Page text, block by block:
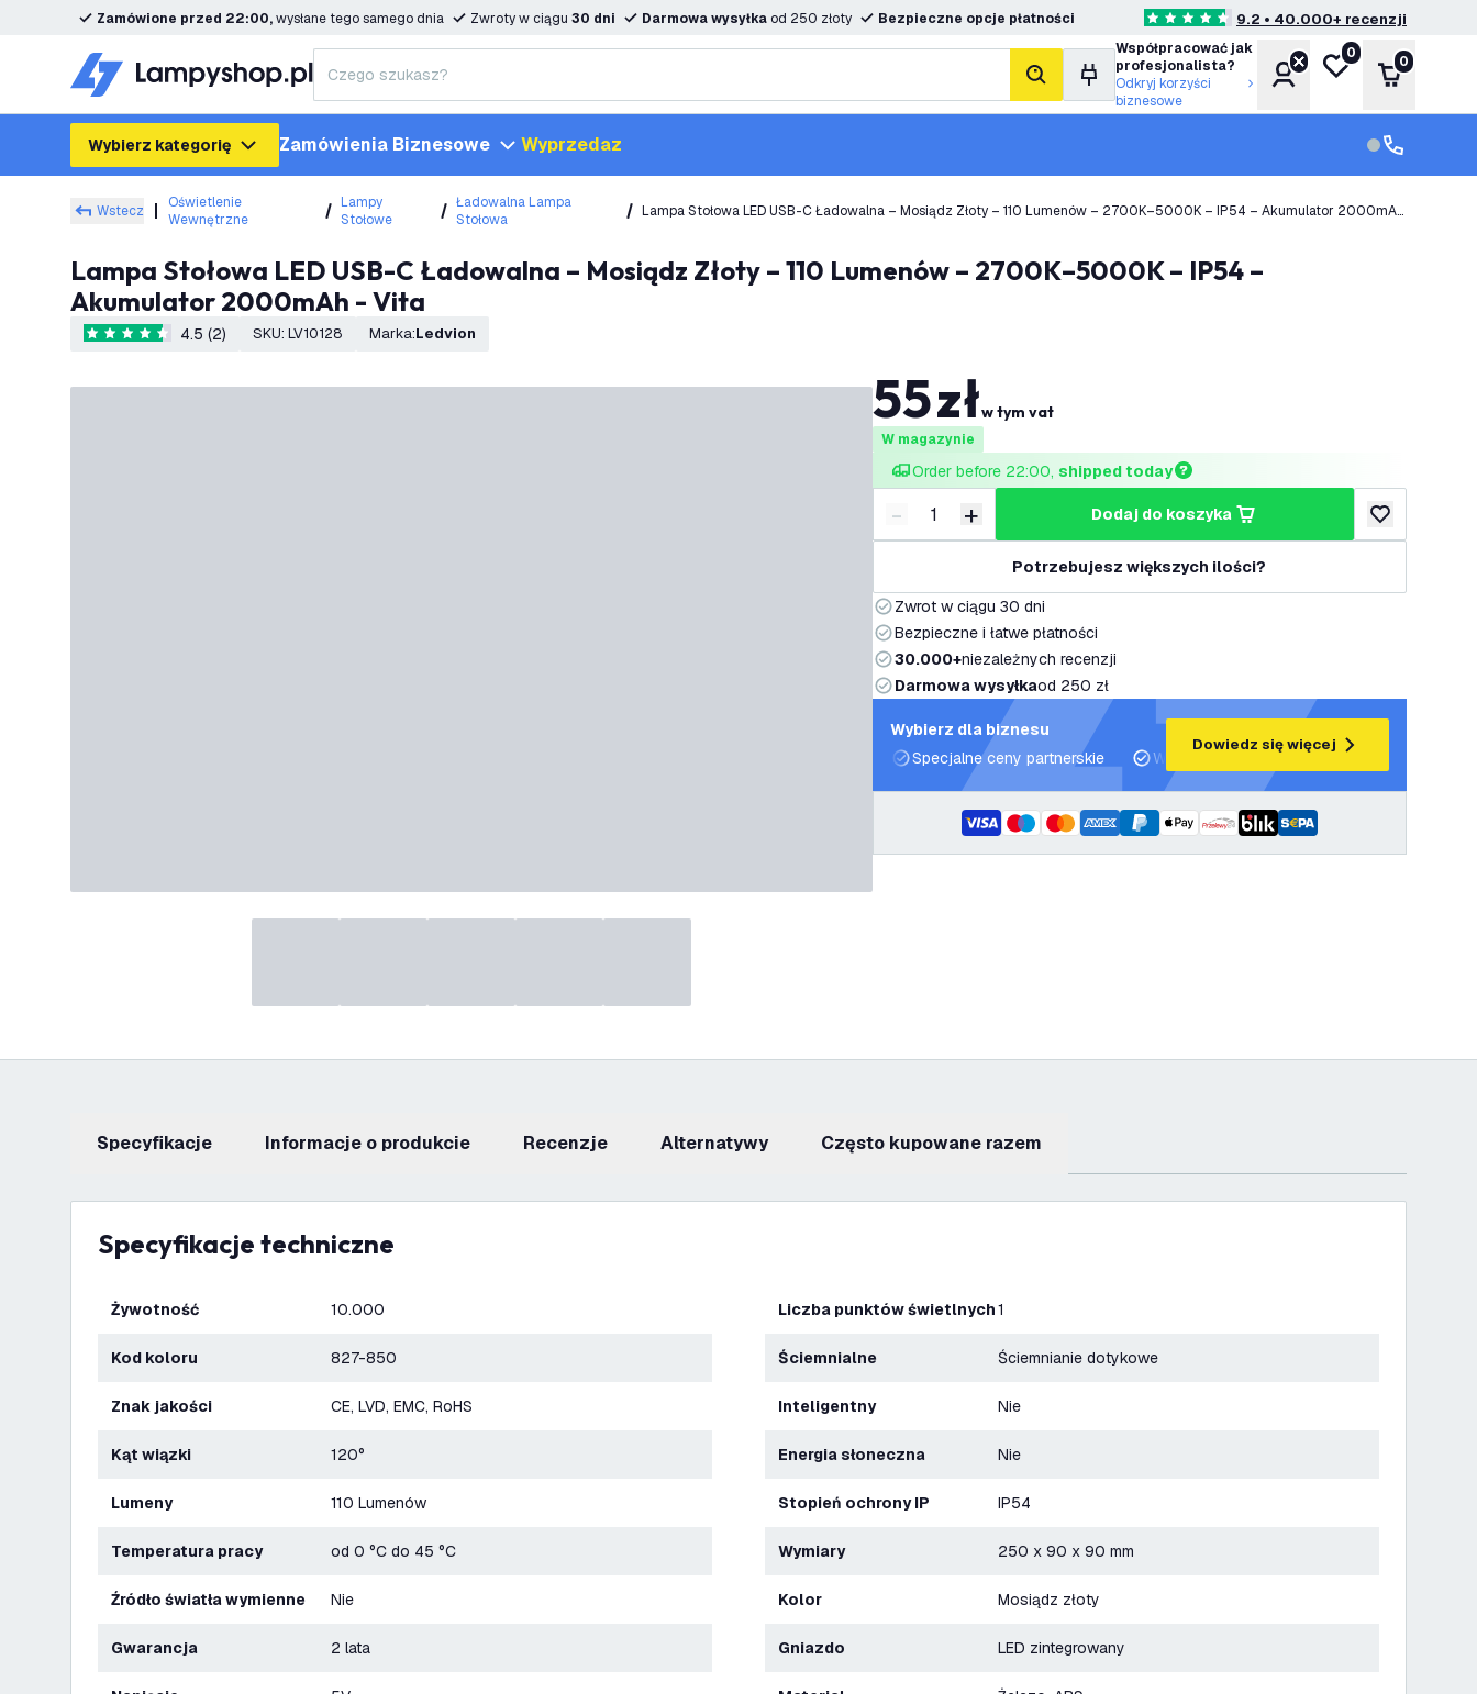
Zamówione przed 22:00,wysłane tego samego dnia Zwroty w ciągu 30 dni Darmowa wysyłka od 250 złoty Bezpieczne opcje płatności 4.6 Gwiazdki oceny9.2 • 40.000+ recenzji
Szukaj
Współpracować jak
profesjonalista?
Odkryj korzyści
biznesowe
KontoMoja lista życzeń
0
Koszyk
0
Wybierz kategorię Zamówienia Biznesowe Wyprzedaz Obsługa
Obsługa
Wstecz
Oświetlenie
Wewnętrzne
Lampy
Stołowe
Ładowalna Lampa
Stołowa
Lampa Stołowa LED USB-C Ładowalna – Mosiądz Złoty – 110 Lumenów – 2700K–5000K – IP54 – Akumulator 2000mAh
Lampa Stołowa LED USB-C Ładowalna – Mosiądz Złoty – 110 Lumenów – 2700K–5000K – IP54 –
Akumulator 2000mAh - Vita
4.5 Gwiazdki oceny
4.5 (2) SKU: LV10128 Marka: Ledvion
55złw tym vat
W magazynie
Order before 22:00, shipped today
Zmniejsz ilość
- Zwiększ ilość
+ dodaj do koszyka
dodaj do listy
Potrzebujesz większych ilości?
Zwrot w ciągu 30 dni
Bezpieczne i łatwe płatności
30.000+niezależnych recenzji
Darmowa wysyłkaod 250 zł
Wybierz dla biznesu
Specjalne ceny partnerskie
Wsparcie projektowe i plany oświetleniowe
Dowiedz się więcej
Specyfikacje informacje o produkcie recenzje Alternatywy Często kupowane razem
Specyfikacje techniczne
Żywotność 10.000
Kod koloru 827-850
Znak jakości CE, LVD, EMC, RoHS
Kąt wiązki 120°
Lumeny 110 Lumenów
Temperatura pracy od 0 °C do 45 °C
Źródło światła wymienne Nie
Gwarancja 2 lata
Liczba punktów świetlnych1
Ściemnialne Ściemnianie dotykowe
Inteligentny Nie
energia słoneczna Nie
Stopień ochrony IP IP54
Wymiary 250 x 90 x 90 mm
Kolor Mosiądz złoty
Gniazdo LED zintegrowany